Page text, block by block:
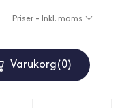
Priser - Inkl. moms
Varukorg 0